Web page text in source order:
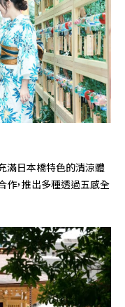
滿日本橋特色的清涼體
作，推出多種透過五感全